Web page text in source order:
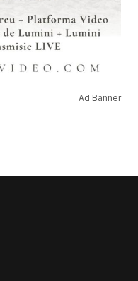
Ad Banner